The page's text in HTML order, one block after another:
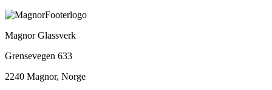
Magnor Glassverk
Grensevegen 633
2240 Magnor, Norge